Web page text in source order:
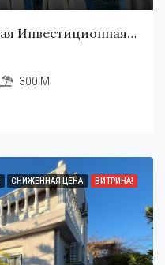
Хорошо Спроектированная Инвестиционная Двухуровневая Квартира В Махмутларе, Алания
300 M
СНИЖЕННАЯ ЦЕНА ВИТРИНА!